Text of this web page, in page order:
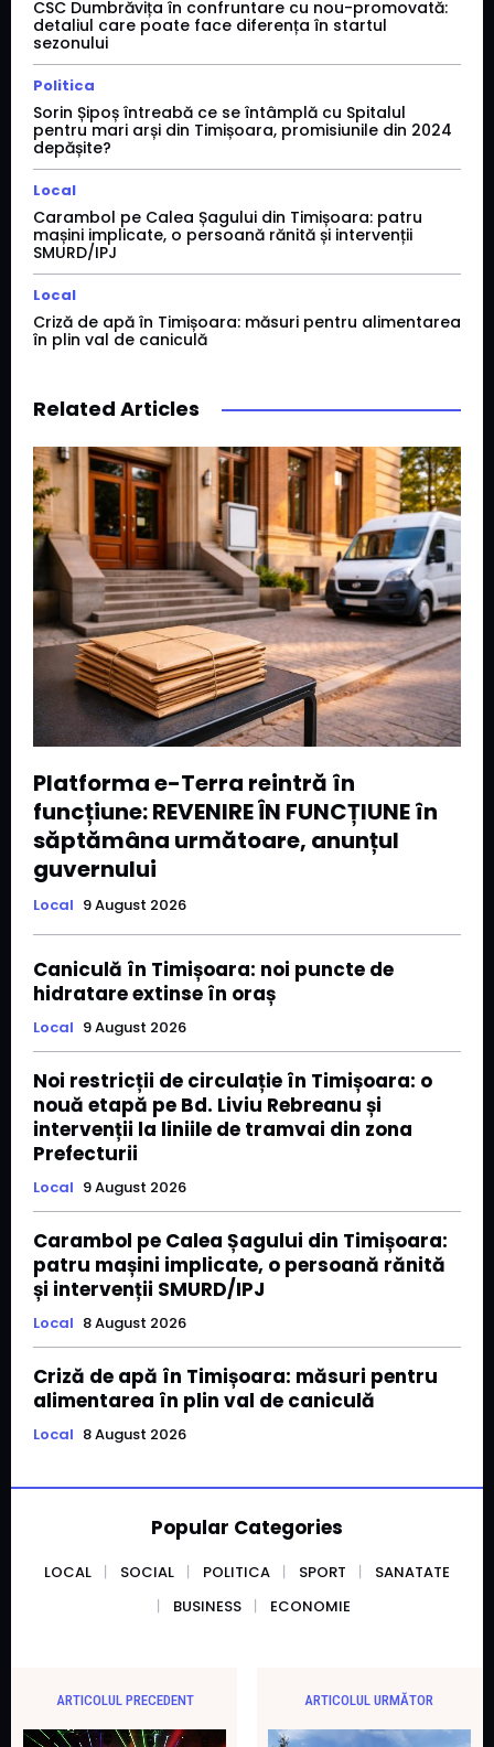
CSC Dumbrăvița în confruntare cu nou-promovată:
detaliul care poate face diferența în startul
sezonului
Politica
Sorin Șipoș întreabă ce se întâmplă cu Spitalul
pentru mari arși din Timișoara, promisiunile din 2024
depășite?
Local
Carambol pe Calea Șagului din Timișoara: patru
mașini implicate, o persoană rănită și intervenții
SMURD/IPJ
Local
Criză de apă în Timișoara: măsuri pentru alimentarea
în plin val de caniculă
Related Articles
Platforma e-Terra reintră în
funcțiune: REVENIRE ÎN FUNCȚIUNE în
săptămâna următoare, anunțul
guvernului
Local 9 August 2026
Caniculă în Timișoara: noi puncte de
hidratare extinse în oraș
Local 9 August 2026
Noi restricții de circulație în Timișoara: o
nouă etapă pe Bd. Liviu Rebreanu și
intervenții la liniile de tramvai din zona
Prefecturii
Local 9 August 2026
Carambol pe Calea Șagului din Timișoara:
patru mașini implicate, o persoană rănită
și intervenții SMURD/IPJ
Local 8 August 2026
Criză de apă în Timișoara: măsuri pentru
alimentarea în plin val de caniculă
Local 8 August 2026
Popular Categories
LOCAL SOCIAL POLITICA SPORT
SANATATE
BUSINESS
ECONOMIE
ARTICOLUL PRECEDENT ARTICOLUL URMĂTOR